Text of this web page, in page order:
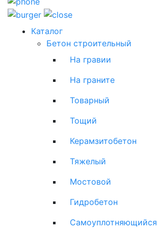
Каталог
Бетон строительный
На гравии
На граните
Товарный
Тощий
Керамзитобетон
Тяжелый
Мостовой
Гидробетон
Самоуплотняющийся